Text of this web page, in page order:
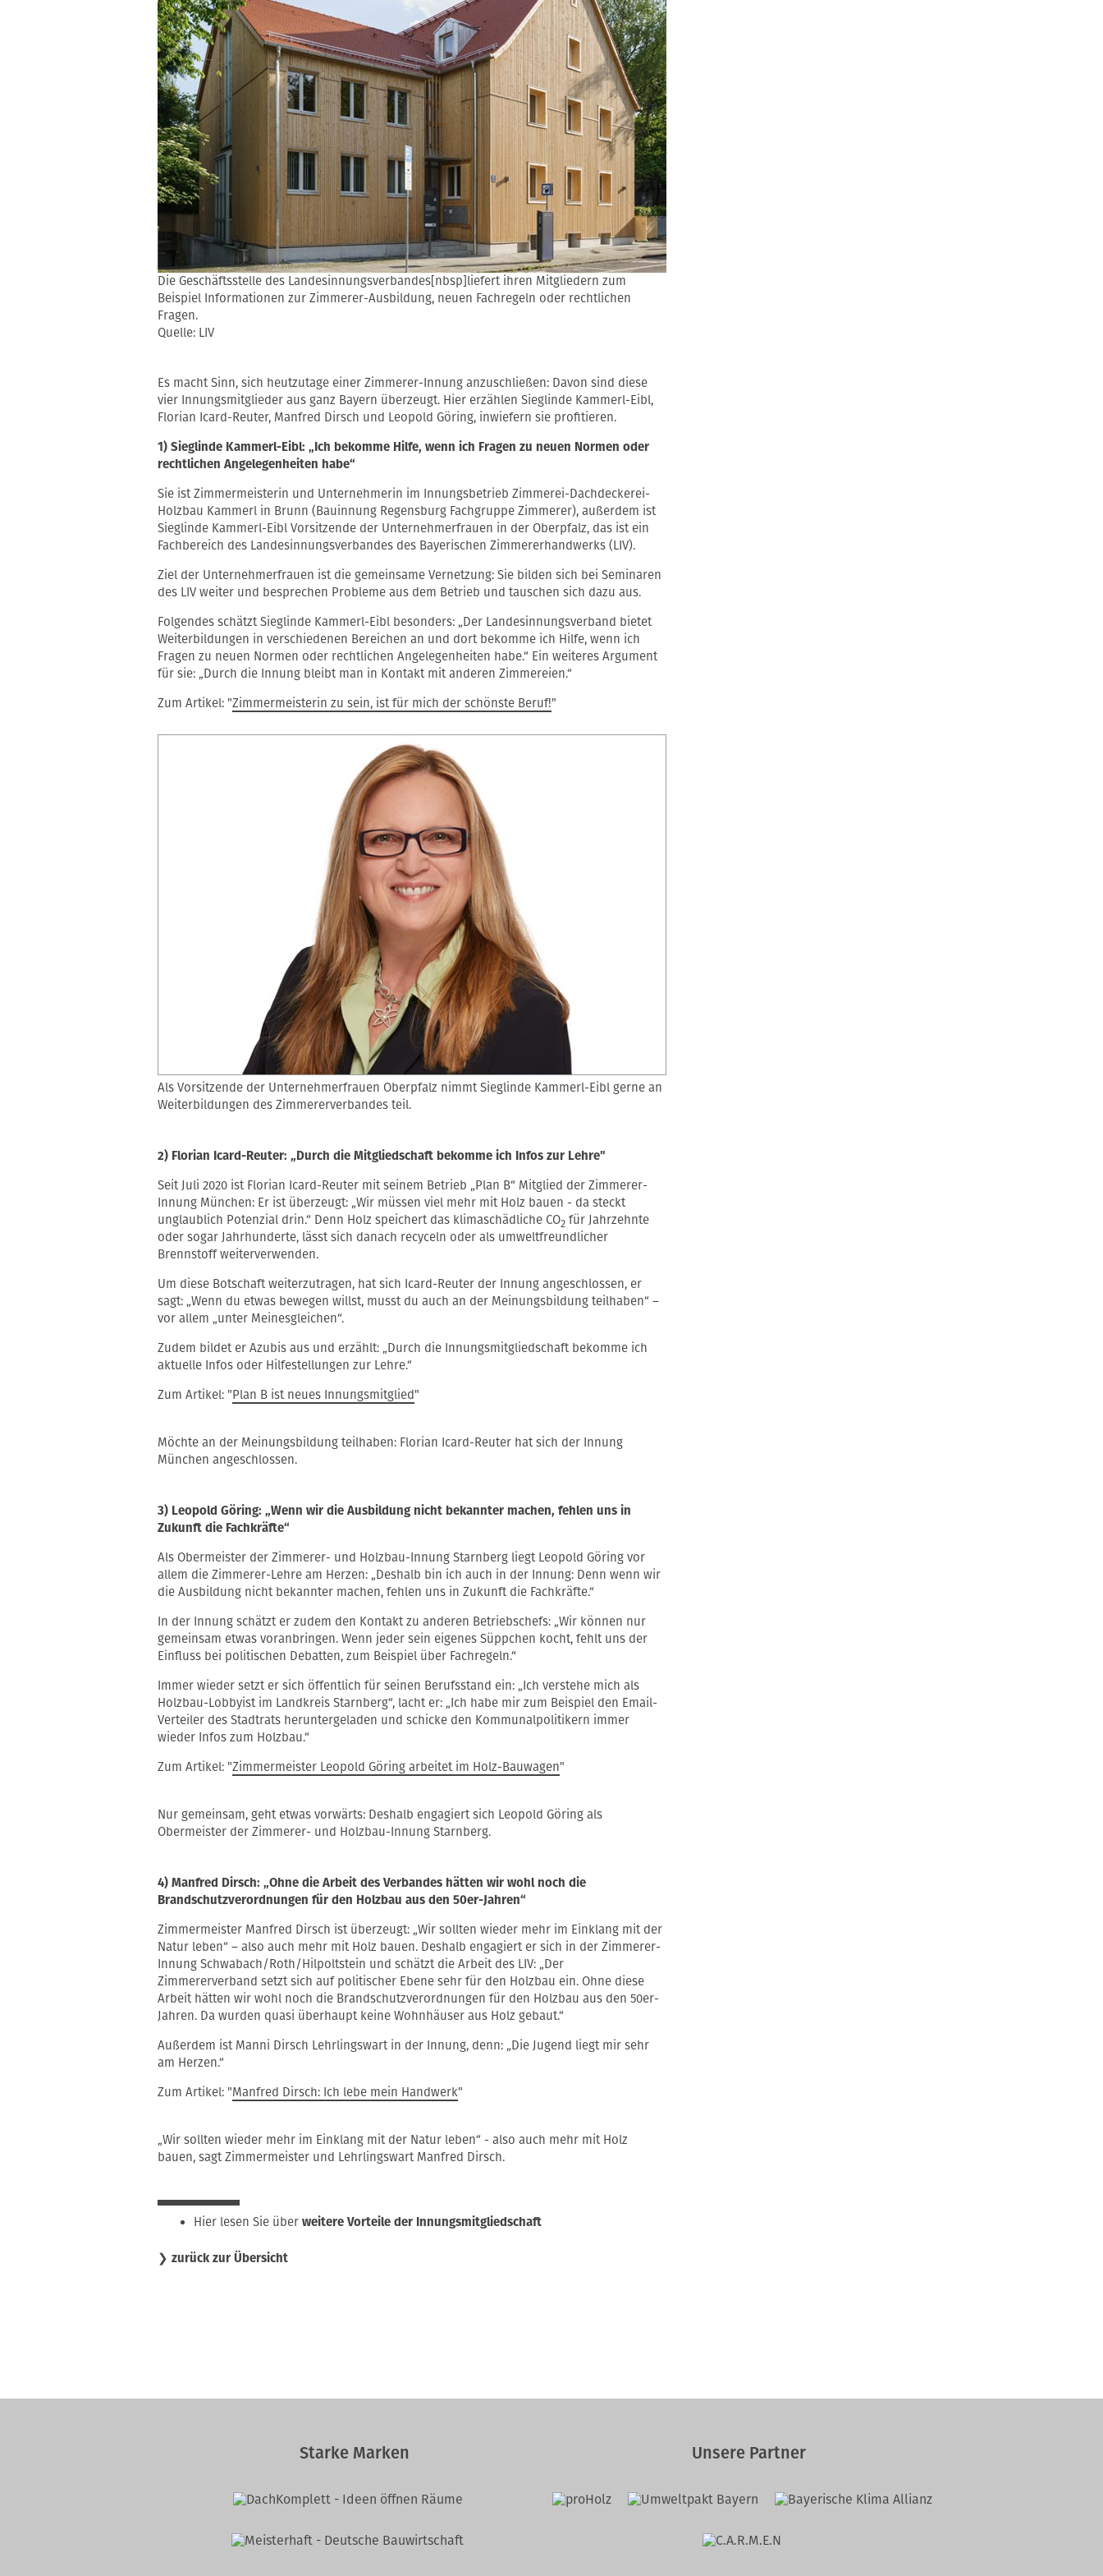
Die Geschäftsstelle des Landesinnungsverbandes[nbsp]liefert ihren Mitgliedern zum
Beispiel Informationen zur Zimmerer-Ausbildung, neuen Fachregeln oder rechtlichen
Fragen.
Quelle: LIV
Es macht Sinn, sich heutzutage einer Zimmerer-Innung anzuschließen: Davon sind diese
vier Innungsmitglieder aus ganz Bayern überzeugt. Hier erzählen Sieglinde Kammerl-Eibl,
Florian Icard-Reuter, Manfred Dirsch und Leopold Göring, inwiefern sie profitieren.
1) Sieglinde Kammerl-Eibl: „Ich bekomme Hilfe, wenn ich Fragen zu neuen Normen oder
rechtlichen Angelegenheiten habe“
Sie ist Zimmermeisterin und Unternehmerin im Innungsbetrieb Zimmerei-Dachdeckerei-
Holzbau Kammerl in Brunn (Bauinnung Regensburg Fachgruppe Zimmerer), außerdem ist
Sieglinde Kammerl-Eibl Vorsitzende der Unternehmerfrauen in der Oberpfalz, das ist ein
Fachbereich des Landesinnungsverbandes des Bayerischen Zimmererhandwerks (LIV).
Ziel der Unternehmerfrauen ist die gemeinsame Vernetzung: Sie bilden sich bei Seminaren
des LIV weiter und besprechen Probleme aus dem Betrieb und tauschen sich dazu aus.
Folgendes schätzt Sieglinde Kammerl-Eibl besonders: „Der Landesinnungsverband bietet
Weiterbildungen in verschiedenen Bereichen an und dort bekomme ich Hilfe, wenn ich
Fragen zu neuen Normen oder rechtlichen Angelegenheiten habe.“ Ein weiteres Argument
für sie: „Durch die Innung bleibt man in Kontakt mit anderen Zimmereien.“
Zum Artikel: "Zimmermeisterin zu sein, ist für mich der schönste Beruf!"
Als Vorsitzende der Unternehmerfrauen Oberpfalz nimmt Sieglinde Kammerl-Eibl gerne an
Weiterbildungen des Zimmererverbandes teil.
2) Florian Icard-Reuter: „Durch die Mitgliedschaft bekomme ich Infos zur Lehre"
Seit Juli 2020 ist Florian Icard-Reuter mit seinem Betrieb „Plan B“ Mitglied der Zimmerer-
Innung München: Er ist überzeugt: „Wir müssen viel mehr mit Holz bauen - da steckt
unglaublich Potenzial drin.“ Denn Holz speichert das klimaschädliche CO2für Jahrzehnte
oder sogar Jahrhunderte, lässt sich danach recyceln oder als umweltfreundlicher
Brennstoff weiterverwenden.
Um diese Botschaft weiterzutragen, hat sich Icard-Reuter der Innung angeschlossen, er
sagt: „Wenn du etwas bewegen willst, musst du auch an der Meinungsbildung teilhaben“ –
vor allem „unter Meinesgleichen“.
Zudem bildet er Azubis aus und erzählt: „Durch die Innungsmitgliedschaft bekomme ich
aktuelle Infos oder Hilfestellungen zur Lehre.“
Zum Artikel: "Plan B ist neues Innungsmitglied"
Möchte an der Meinungsbildung teilhaben: Florian Icard-Reuter hat sich der Innung
München angeschlossen.
3) Leopold Göring: „Wenn wir die Ausbildung nicht bekannter machen, fehlen uns in
Zukunft die Fachkräfte“
Als Obermeister der Zimmerer- und Holzbau-Innung Starnberg liegt Leopold Göring vor
allem die Zimmerer-Lehre am Herzen: „Deshalb bin ich auch in der Innung: Denn wenn wir
die Ausbildung nicht bekannter machen, fehlen uns in Zukunft die Fachkräfte.“
In der Innung schätzt er zudem den Kontakt zu anderen Betriebschefs: „Wir können nur
gemeinsam etwas voranbringen. Wenn jeder sein eigenes Süppchen kocht, fehlt uns der
Einfluss bei politischen Debatten, zum Beispiel über Fachregeln.“
Immer wieder setzt er sich öffentlich für seinen Berufsstand ein: „Ich verstehe mich als
Holzbau-Lobbyist im Landkreis Starnberg“, lacht er: „Ich habe mir zum Beispiel den Email-
Verteiler des Stadtrats heruntergeladen und schicke den Kommunalpolitikern immer
wieder Infos zum Holzbau.“
Zum Artikel: "Zimmermeister Leopold Göring arbeitet im Holz-Bauwagen"
Nur gemeinsam, geht etwas vorwärts: Deshalb engagiert sich Leopold Göring als
Obermeister der Zimmerer- und Holzbau-Innung Starnberg.
4) Manfred Dirsch: „Ohne die Arbeit des Verbandes hätten wir wohl noch die
Brandschutzverordnungen für den Holzbau aus den 50er-Jahren“
Zimmermeister Manfred Dirsch ist überzeugt: „Wir sollten wieder mehr im Einklang mit der
Natur leben“ – also auch mehr mit Holz bauen. Deshalb engagiert er sich in der Zimmerer-
Innung Schwabach/Roth/Hilpoltstein und schätzt die Arbeit des LIV: „Der
Zimmererverband setzt sich auf politischer Ebene sehr für den Holzbau ein. Ohne diese
Arbeit hätten wir wohl noch die Brandschutzverordnungen für den Holzbau aus den 50er-
Jahren. Da wurden quasi überhaupt keine Wohnhäuser aus Holz gebaut.“
Außerdem ist Manni Dirsch Lehrlingswart in der Innung, denn: „Die Jugend liegt mir sehr
am Herzen.“
Zum Artikel: "Manfred Dirsch: Ich lebe mein Handwerk"
„Wir sollten wieder mehr im Einklang mit der Natur leben“ - also auch mehr mit Holz
bauen, sagt Zimmermeister und Lehrlingswart Manfred Dirsch.
Hier lesen Sie über weitere Vorteile der Innungsmitgliedschaft
❯ zurück zur Übersicht
Starke Marken Unsere Partner